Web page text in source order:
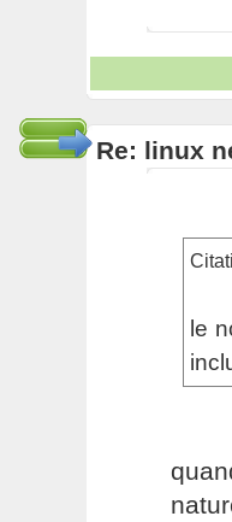
Re: linux
le